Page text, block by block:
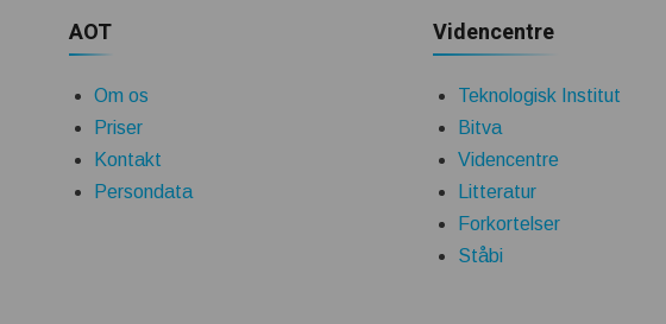
AOT
Om os
Priser
Kontakt
Persondata
Videncentre
Teknologisk Institut
Bitva
Videncentre
Litteratur
Forkortelser
Ståbi